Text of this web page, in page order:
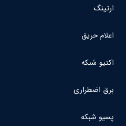
ارتینگ
اعلام حریق
اکتیو شبکه
برق اضطراری
پسیو شبکه